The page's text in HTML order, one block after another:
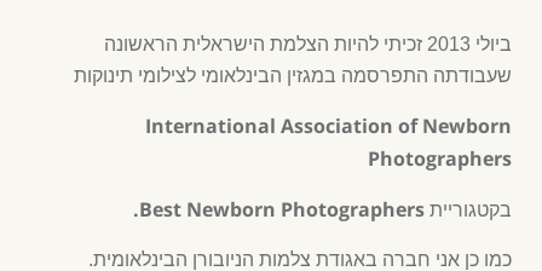
ביולי 2013 זכיתי להיות הצלמת הישראלית הראשונה
שעבודתה התפרסמה במגזין הבינלאומי לצילומי תינוקות
International Association of Newborn
Photographers
בקטגוריית Best Newborn Photographers.
כמו כן אני חברה באגודת צלמות הניובורן הבינלאומית.